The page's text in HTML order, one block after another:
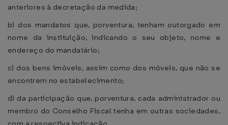
anteriores à decretação da medida;
b) dos mandatos que, porventura, tenham outorgado em
nome da instituição, indicando o seu objeto, nome e
endereço do mandatário;
c) dos bens imóveis, assim como dos móveis, que não se
encontrem no estabelecimento;
d) da participação que, porventura, cada administrador ou
membro do Conselho Fiscal tenha em outras sociedades,